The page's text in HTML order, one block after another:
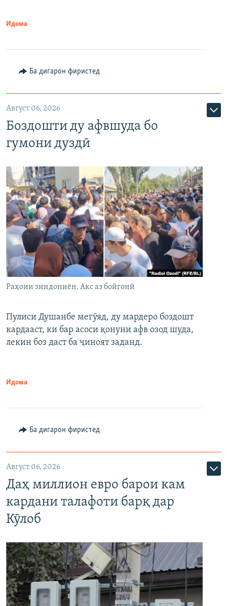
Идома
Ба дигарон фиристед
Август 06, 2026
Боздошти ду афвшуда бо
гумони дуздӣ
Раҳоии зиндониён. Акс аз бойгонӣ
Пулиси Душанбе мегӯяд, ду мардеро боздошт
кардааст, ки бар асоси қонуни афв озод шуда,
лекин боз даст ба ҷиноят заданд.
Идома
Ба дигарон фиристед
Август 06, 2026
Даҳ миллион евро барои кам
кардани талафоти барқ дар
Кӯлоб